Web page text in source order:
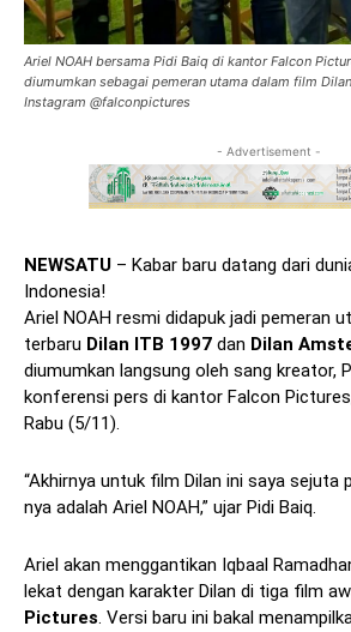
Ariel NOAH bersama Pidi Baiq di kantor Falcon
diumumkan sebagai pemeran utama dalam film
Instagram @falconpictures
- Advertisement -
NEWSATU – Kabar baru datang dari
Indonesia!
Ariel NOAH resmi didapuk jadi pemeran
terbaru Dilan ITB 1997 dan Dilan
diumumkan langsung oleh sang kreator,
konferensi pers di kantor Falcon
Rabu (5/11).
“Akhirnya untuk film Dilan ini saya sejuta
nya adalah Ariel NOAH,” ujar Pidi Baiq.
Ariel akan menggantikan Iqbaal
lekat dengan karakter Dilan di tiga film
Pictures. Versi baru ini bakal